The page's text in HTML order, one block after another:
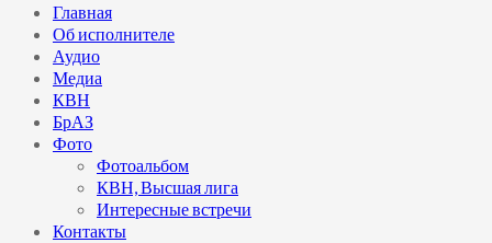
Главная
Об исполнителе
Аудио
Медиа
КВН
БрАЗ
Фото
Фотоальбом
КВН, Высшая лига
Интересные встречи
Контакты